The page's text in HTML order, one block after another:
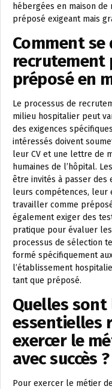
hébergées en maison
préposé exigeant mais
Comment
recrutement
préposé en
Le processus de
milieu hospitalier peut
des exigences
intéressés doivent
leur CV et une lettre de
humaines de l’hôpital.
être invités à passer
leurs compétences, leur
travailler comme
également exiger des
pratique pour évaluer
processus de sélection
formé spécifiquement
l’établissement
tant que préposé.
Quelles
essentielles
exercer le
avec succès ?
Pour exercer le métier